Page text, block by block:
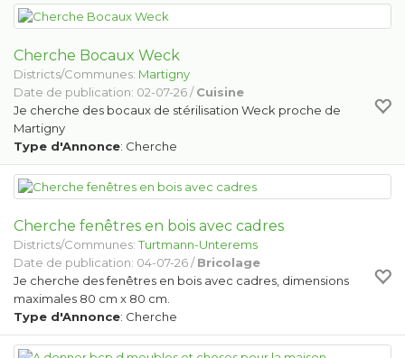
Cherche Bocaux Weck
Districts/Communes: Martigny
Date de publication: 02-07-26 /Cuisine
Je cherche des bocaux de stérilisation Weck proche de
Martigny
Type d'Annonce: Cherche
Cherche fenêtres en bois avec cadres
Districts/Communes:Turtmann-Unterems
Date de publication: 04-07-26 /Bricolage
Je cherche des fenêtres en bois avec cadres, dimensions
maximales 80 cm x 80 cm.
Type d'Annonce: Cherche